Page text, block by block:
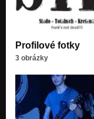
Profilové fotky
3 obrázky